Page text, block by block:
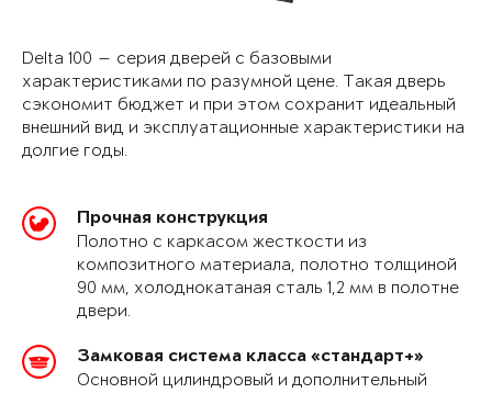
Delta 100 — серия дверей с базовыми
характеристиками по разумной цене. Такая дверь
сэкономит бюджет и при этом сохранит идеальный
внешний вид и эксплуатационные характеристики на
долгие годы.
Прочная конструкция
Полотно с каркасом жесткости из
композитного материала, полотно толщиной
90 мм, холоднокатаная сталь 1,2 мм в полотне
двери.
Замковая система класса «стандарт+»
Основной цилиндровый и дополнительный